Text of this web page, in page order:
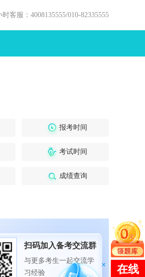
时客服：4008135555/010-82335555
报考时间
考试时间
成绩查询
扫码加入备考交流群
与更多考生一起交流学
习经验